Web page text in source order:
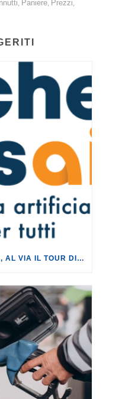
, Paniere, Prezzi,
INTELLIGENZA ARTIFICIALE, AL VIA IL TOUR DI EVENTI DEL PROGETTO TU CHE NE SAI?